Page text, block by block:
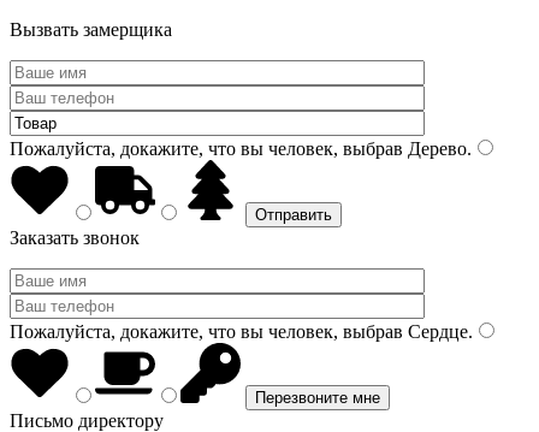
Вызвать замерщика
Пожалуйста, докажите, что вы человек, выбрав Дерево.
Заказать звонок
Пожалуйста, докажите, что вы человек, выбрав Сердце.
Письмо директору